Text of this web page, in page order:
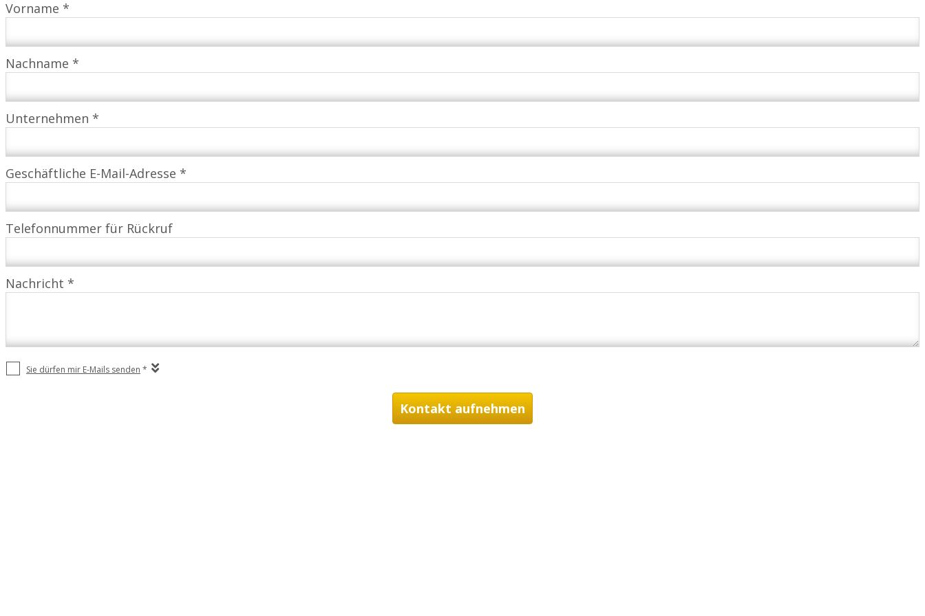
Vorname *
Nachname *
Unternehmen *
Geschäftliche E-Mail-Adresse *
Telefonnummer für Rückruf
Nachricht *
Sie dürfen mir E-Mails senden *
Kontakt aufnehmen